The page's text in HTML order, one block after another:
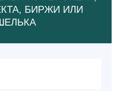
БИРЖИ ИЛИ